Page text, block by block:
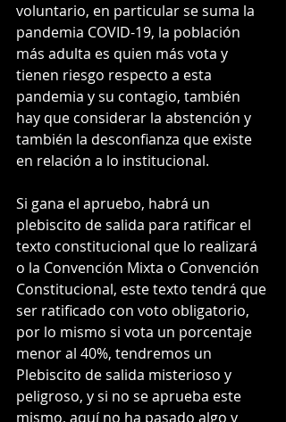
voluntario, en particular se suma la
pandemia COVID-19, la población
más adulta es quien más vota y
tienen riesgo respecto a esta
pandemia y su contagio, también
hay que considerar la abstención y
también la desconfianza que existe
en relación a lo institucional.
Si gana el apruebo, habrá un
plebiscito de salida para ratificar el
texto constitucional que lo realizará
o la Convención Mixta o Convención
Constitucional, este texto tendrá que
ser ratificado con voto obligatorio,
por lo mismo si vota un porcentaje
menor al 40%, tendremos un
Plebiscito de salida misterioso y
peligroso, y si no se aprueba este
mismo, aquí no ha pasado algo y